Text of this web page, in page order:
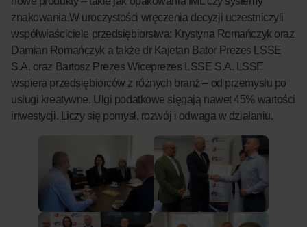
znakowania.W uroczystości wręczenia decyzji uczestniczyli
współwłaściciele przedsiębiorstwa: Krystyna Romańczyk oraz
Damian Romańczyk a także dr Kajetan Bator Prezes LSSE
S.A. oraz Bartosz Prezes Wiceprezes LSSE S.A. LSSE
wspiera przedsiębiorców z różnych branż – od przemysłu po
usługi kreatywne. Ulgi podatkowe sięgają nawet 45% wartości
inwestycji. Liczy się pomysł, rozwój i odwaga w działaniu.